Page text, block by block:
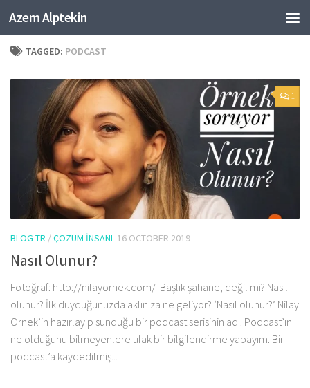
Skip to content
Azem Alptekin
TAGGED: PODCAST
1
BLOG-TR /ÇÖZÜM İNSANI 16 OCTOBER 2019
Nasıl Olunur?
Fotoğraf: http://nilayornek.com/ Başlık şahane, değil mi? Nasıl
olunur? İlk duyduğunuzda aklınıza ne geliyor? ‘Nasıl olunur?’ Nilay
Örnek’in hazırlayıp sunduğu bir podcast serisinin adı. Podcast’ın
ne olduğunu bilmeyenlere ufak bir bilgilendirme yapayım. Bir
podcast’a kaydedilmiş...